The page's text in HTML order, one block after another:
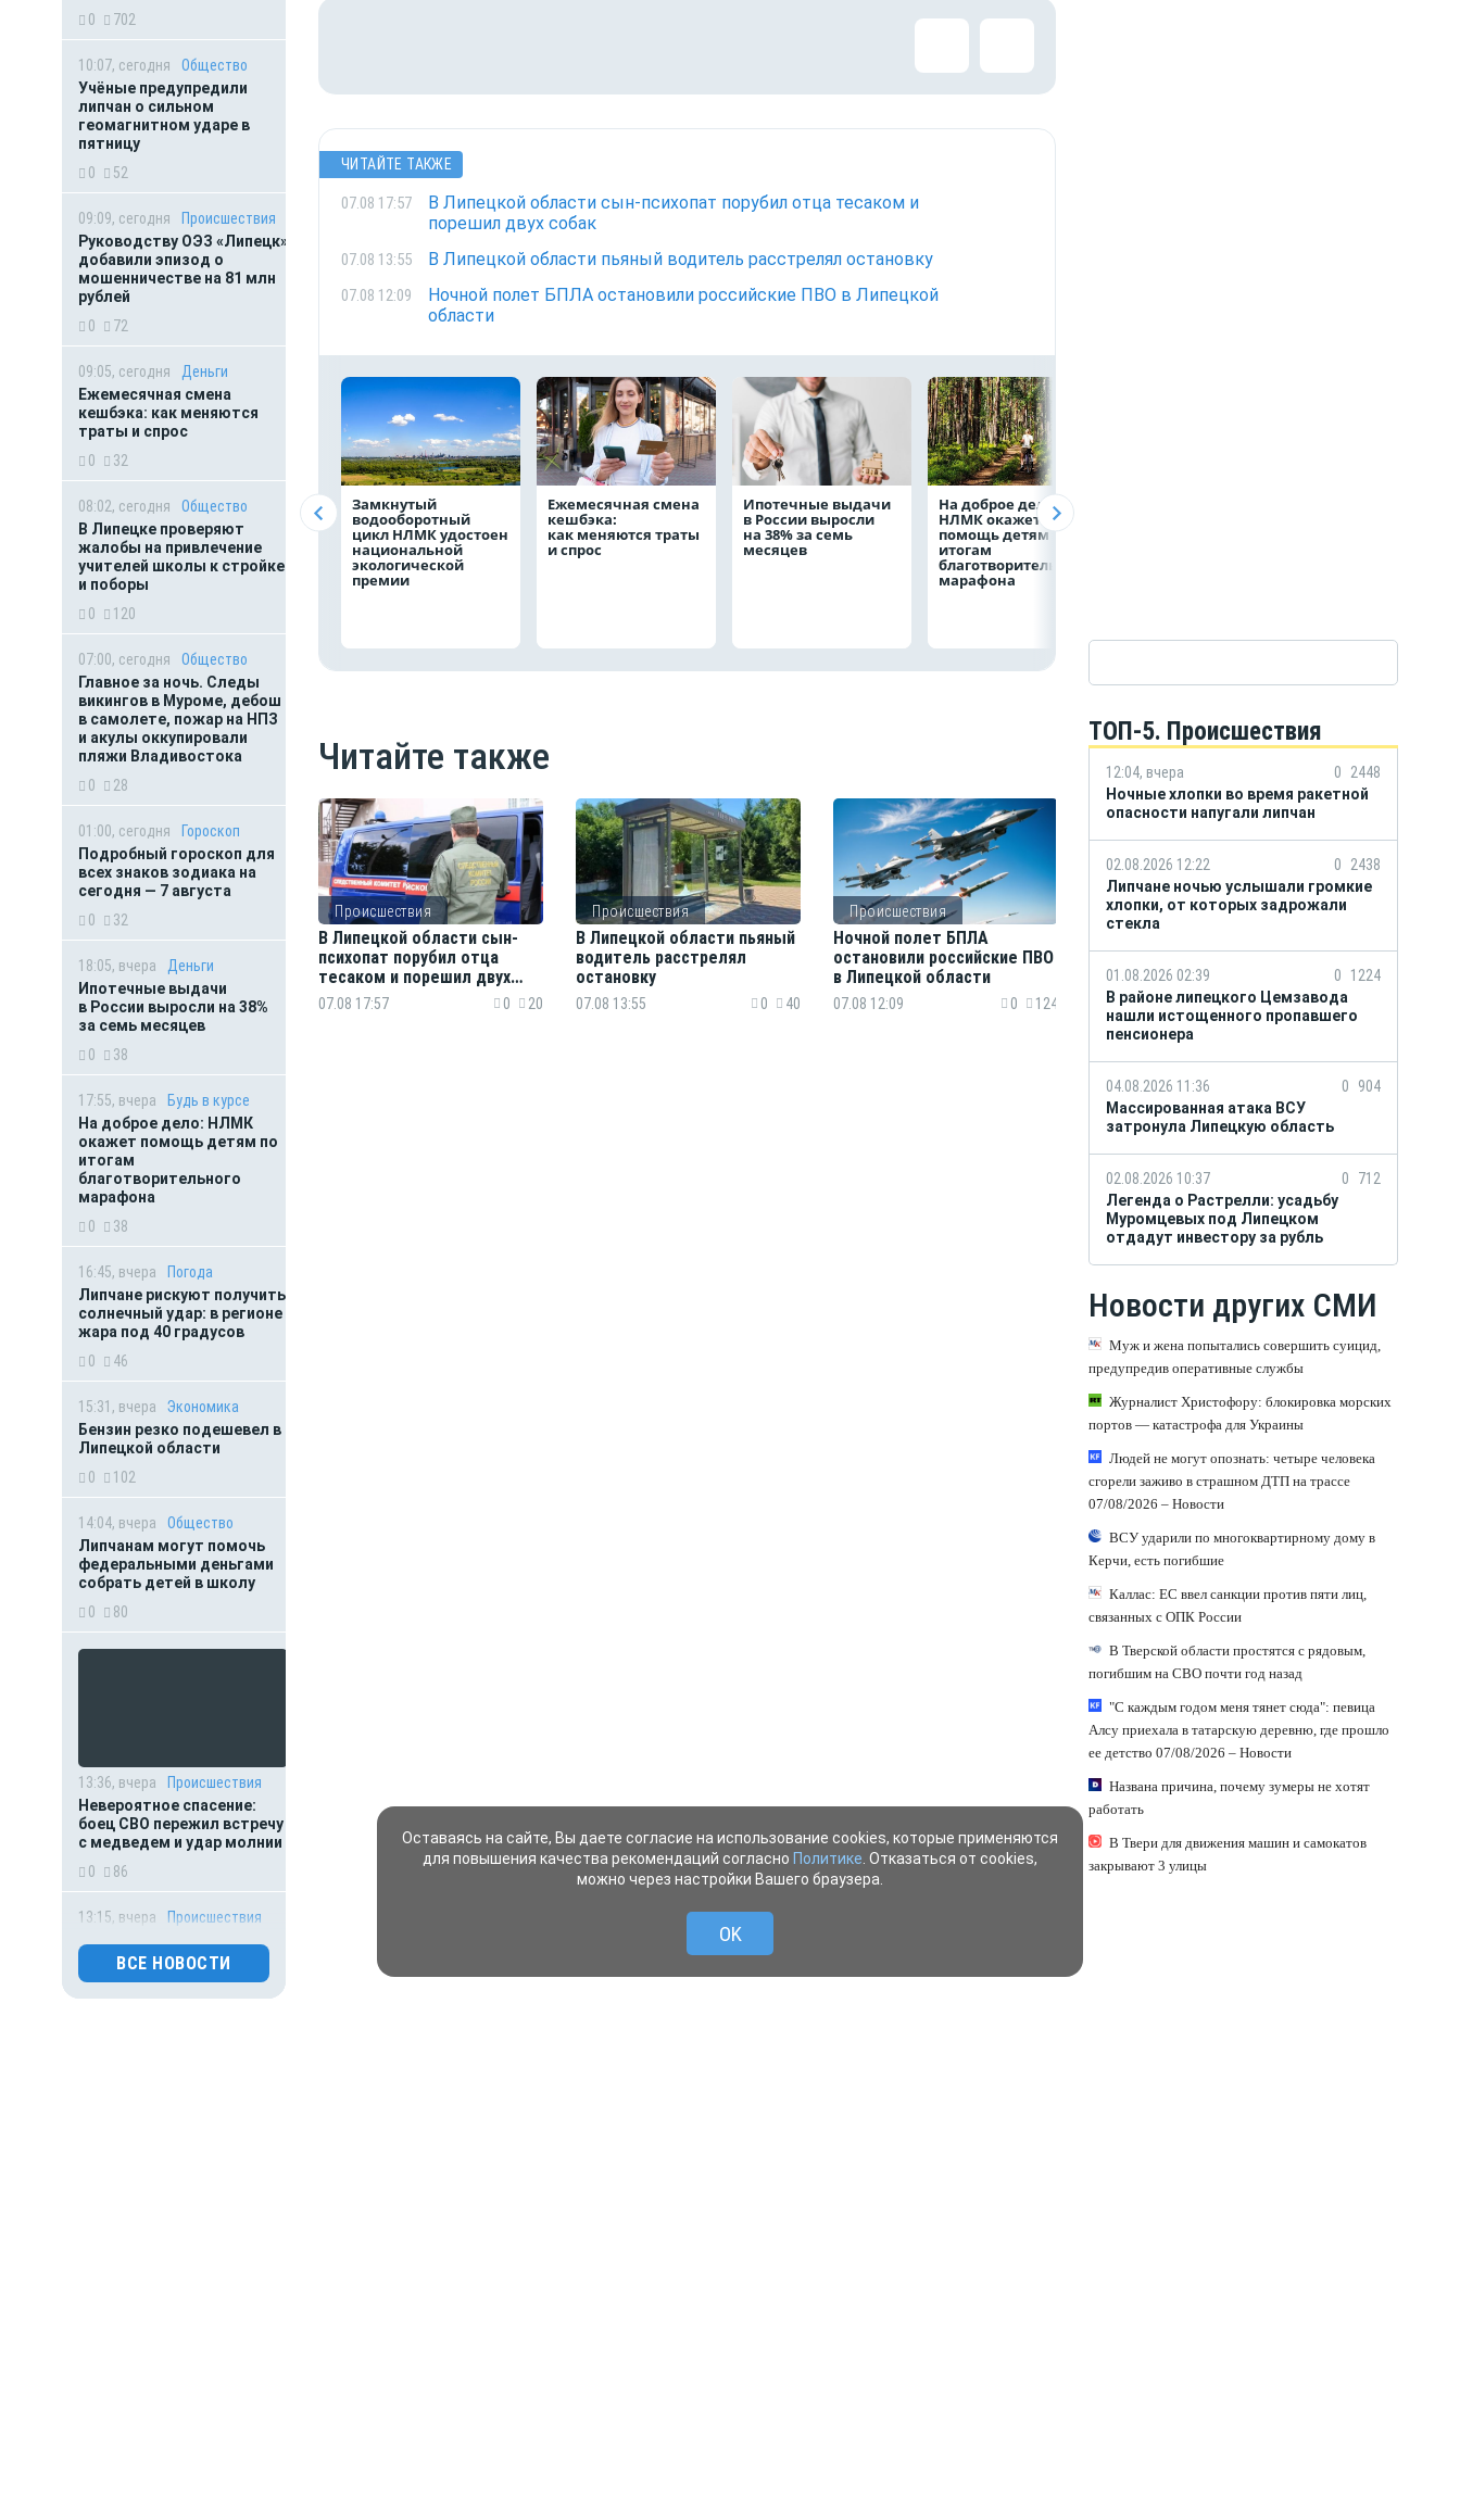
0
702
10:07, сегодня
Общество
Учёные предупредили
липчан о сильном
геомагнитном ударе в
пятницу
0
52
09:09, сегодня
Происшествия
Руководству ОЭЗ «Липецк»
добавили эпизод о
мошенничестве на 81 млн
рублей
0
72
09:05, сегодня
Деньги
Ежемесячная смена
кешбэка: как меняются
траты и спрос
0
32
08:02, сегодня
Общество
В Липецке проверяют
жалобы на привлечение
учителей школы к стройке
и поборы
0
120
07:00, сегодня
Общество
Главное за ночь. Следы
викингов в Муроме, дебош
в самолете, пожар на НПЗ
и акулы оккупировали
пляжи Владивостока
0
28
01:00, сегодня
Гороскоп
Подробный гороскоп для
всех знаков зодиака на
сегодня — 7 августа
0
32
18:05, вчера
Деньги
Ипотечные выдачи
в России выросли на 38%
за семь месяцев
0
38
17:55, вчера
Будь в курсе
На доброе дело: НЛМК
окажет помощь детям по
итогам
благотворительного
марафона
0
38
16:45, вчера
Погода
Липчане рискуют получить
солнечный удар: в регионе
жара под 40 градусов
0
46
15:31, вчера
Экономика
Бензин резко подешевел в
Липецкой области
0
102
14:04, вчера
Общество
Липчанам могут помочь
федеральными деньгами
собрать детей в школу
0
80
13:36, вчера
Происшествия
Невероятное спасение:
боец СВО пережил встречу
с медведем и удар молнии
0
86
13:15, вчера
Происшествия
выпавшего из окна
малыша: оба погибли
ВСЕ НОВОСТИ
ЧИТАЙТЕ ТАКЖЕ
07.08 17:57
В Липецкой области сын-психопат порубил отца тесаком и
порешил двух собак
07.08 13:55 В Липецкой области пьяный водитель расстрелял остановку
07.08 12:09
Ночной полет БПЛА остановили российские ПВО в Липецкой
области
Замкнутый
водооборотный
цикл НЛМК удостоен
национальной
экологической
премии
Ежемесячная смена
кешбэка:
как меняются траты
и спрос
Ипотечные выдачи
в России выросли
на 38% за семь
месяцев
На доброе дело:
НЛМК окажет
помощь детям по
итогам
благотворительного
марафона
Читайте также
Происшествия
В Липецкой области сын-
психопат порубил отца
тесаком и порешил двух
собак
07.08 17:57 0 20
Происшествия
В Липецкой области пьяный
водитель расстрелял
остановку
07.08 13:55 0 40
Происшествия
Ночной полет БПЛА
остановили российские ПВО
в Липецкой области
07.08 12:09 0 124
ТОП-5. Происшествия
12:04, вчера 0
2448
Ночные хлопки во время ракетной
опасности напугали липчан
02.08.2026 12:22 0
2438
Липчане ночью услышали громкие
хлопки, от которых задрожали
стекла
01.08.2026 02:39 0
1224
В районе липецкого Цемзавода
нашли истощенного пропавшего
пенсионера
04.08.2026 11:36 0
904
Массированная атака ВСУ
затронула Липецкую область
02.08.2026 10:37 0
712
Легенда о Растрелли: усадьбу
Муромцевых под Липецком
отдадут инвестору за рубль
Новости других СМИ
Муж и жена попытались совершить суицид,
предупредив оперативные службы
Журналист Христофору: блокировка морских
портов — катастрофа для Украины
Людей не могут опознать: четыре человека
сгорели заживо в страшном ДТП на трассе
07/08/2026 – Новости
ВСУ ударили по многоквартирному дому в
Керчи, есть погибшие
Каллас: ЕС ввел санкции против пяти лиц,
связанных с ОПК России
В Тверской области простятся с рядовым,
погибшим на СВО почти год назад
"С каждым годом меня тянет сюда": певица
Алсу приехала в татарскую деревню, где прошло
ее детство 07/08/2026 – Новости
Названа причина, почему зумеры не хотят
работать
В Твери для движения машин и самокатов
закрывают 3 улицы
Оставаясь на сайте, Вы даете согласие на использование cookies, которые применяются
для повышения качества рекомендаций согласно Политике . Отказаться от cookies,
можно через настройки Вашего браузера.
OK